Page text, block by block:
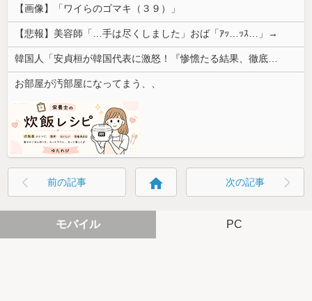
【画像】「ワイらのゴマキ（３９）」
【悲報】美容師「…手は尽くしました」おば「ｱｯ…ｯｽ…」→
韓国人「安貞桓が韓国代表に激怒！『惨憺たる結果、徹底的な刷新が必要だ』と監督や協会を痛烈批判」
お部屋が汚部屋になってまう、、
前の記事 home 次の記事
モバイル PC